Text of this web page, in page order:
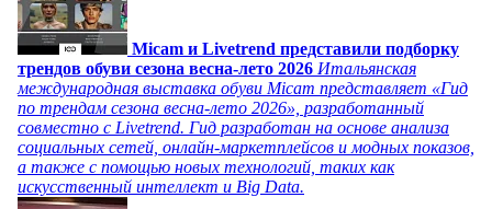
Micam и Livetrend представили подборку
трендов обуви сезона весна-лето 2026 Итальянская
международная выставка обуви Micam представляет «Гид
по трендам сезона весна-лето 2026», разработанный
совместно с Livetrend. Гид разработан на основе анализа
социальных сетей, онлайн-маркетплейсов и модных показов,
а также с помощью новых технологий, таких как
искусственный интеллект и Big Data.